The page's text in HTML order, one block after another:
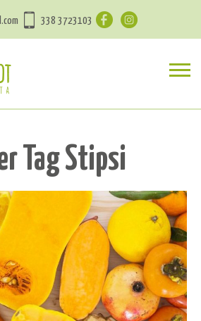
338 3723103
Tag Stipsi